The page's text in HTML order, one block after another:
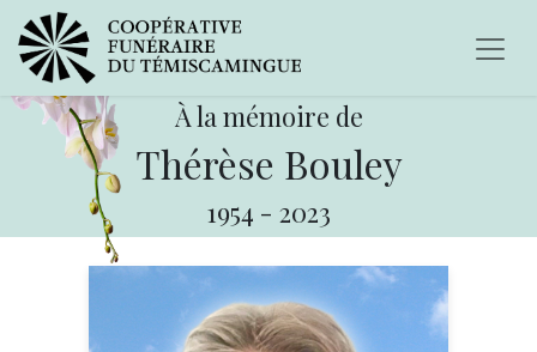
À la mémoire de
Thérèse Bouley
1954 - 2023